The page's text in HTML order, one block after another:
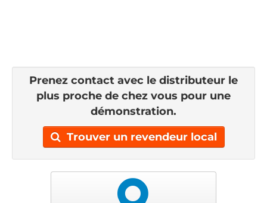
Prenez contact avec le distributeur le
plus proche de chez vous pour une
démonstration.
Trouver un revendeur local